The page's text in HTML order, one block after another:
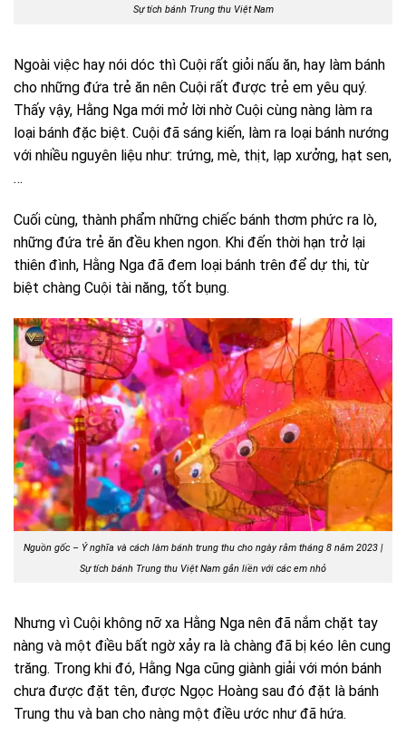
Sự tích bánh Trung thu Việt Nam
Ngoài việc hay nói dóc thì Cuội rất giỏi nấu ăn, hay làm bánh
cho những đứa trẻ ăn nên Cuội rất được trẻ em yêu quý.
Thấy vậy, Hằng Nga mới mở lời nhờ Cuội cùng nàng làm ra
loại bánh đặc biệt. Cuội đã sáng kiến, làm ra loại bánh nướng
với nhiều nguyên liệu như: trứng, mè, thịt, lạp xưởng, hạt sen,
…
Cuối cùng, thành phẩm những chiếc bánh thơm phức ra lò,
những đứa trẻ ăn đều khen ngon. Khi đến thời hạn trở lại
thiên đình, Hằng Nga đã đem loại bánh trên để dự thi, từ
biệt chàng Cuội tài năng, tốt bụng.
Nguồn gốc – Ý nghĩa và cách làm bánh trung thu cho ngày rằm tháng 8 năm 2023 |
Sự tích bánh Trung thu Việt Nam gắn liền với các em nhỏ
Nhưng vì Cuội không nỡ xa Hằng Nga nên đã nắm chặt tay
nàng và một điều bất ngờ xảy ra là chàng đã bị kéo lên cung
trăng. Trong khi đó, Hằng Nga cũng giành giải với món bánh
chưa được đặt tên, được Ngọc Hoàng sau đó đặt là bánh
Trung thu và ban cho nàng một điều ước như đã hứa.